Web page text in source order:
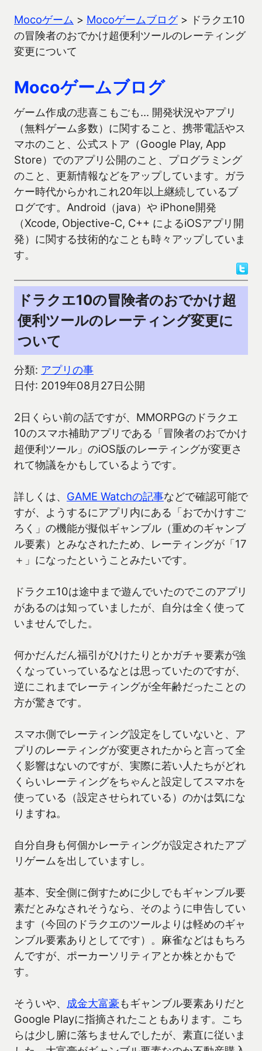
Mocoゲーム > Mocoゲームブログ> ドラクエ10
の冒険者のおでかけ超便利ツールのレーティング
変更について
Mocoゲームブログ
ゲーム作成の悲喜こもごも… 開発状況やアプリ
（無料ゲーム多数）に関すること、携帯電話やス
マホのこと、公式ストア（Google Play, App
Store）でのアプリ公開のこと、プログラミング
のこと、更新情報などをアップしています。ガラ
ケー時代からかれこれ20年以上継続しているブ
ログです。Android（java）や iPhone開発
（Xcode, Objective-C, C++ によるiOSアプリ開
発）に関する技術的なことも時々アップしていま
す。
ドラクエ10の冒険者のおでかけ超
便利ツールのレーティング変更に
ついて
分類: アプリの事
日付: 2019年08月27日公開
2日くらい前の話ですが、MMORPGのドラクエ
10のスマホ補助アプリである「冒険者のおでかけ
超便利ツール」のiOS版のレーティングが変更さ
れて物議をかもしているようです。
詳しくは、 GAME Watchの記事などで確認可能で
すが、ようするにアプリ内にある「おでかけすご
ろく」の機能が擬似ギャンブル（重めのギャンブ
ル要素）とみなされたため、レーティングが「17
＋」になったということみたいです。
ドラクエ10は途中まで遊んでいたのでこのアプリ
があるのは知っていましたが、自分は全く使って
いませんでした。
何かだんだん福引がひけたりとかガチャ要素が強
くなっていっているなとは思っていたのですが、
逆にこれまでレーティングが全年齢だったことの
方が驚きです。
スマホ側でレーティング設定をしていないと、ア
プリのレーティングが変更されたからと言って全
く影響はないのですが、実際に若い人たちがどれ
くらいレーティングをちゃんと設定してスマホを
使っている（設定させられている）のかは気にな
りますね。
自分自身も何個かレーティングが設定されたアプ
リゲームを出していますし。
基本、安全側に倒すために少しでもギャンブル要
素だとみなされそうなら、そのように申告してい
ます（今回のドラクエのツールよりは軽めのギャ
ンブル要素ありとしてです）。麻雀などはもちろ
んですが、ポーカーソリティアとか株とかもで
す。
そういや、 成金大富豪もギャンブル要素ありだと
Google Playに指摘されたこともあります。こち
らは少し腑に落ちませんでしたが、素直に従いま